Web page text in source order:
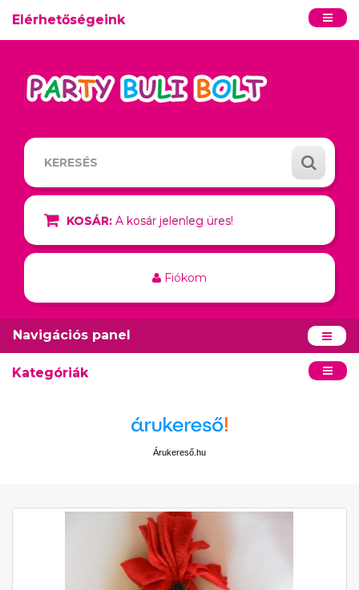
Elérhetőségeink
KOSÁR: A kosár jelenleg üres!
Fiókom
Navigációs panel
Kategóriák
Árukereső.hu